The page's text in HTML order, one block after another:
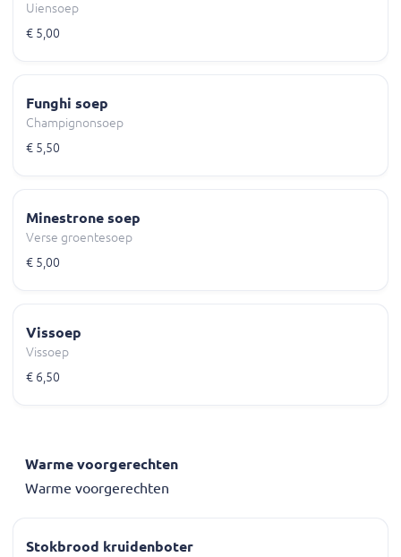
Uiensoep
€ 5,00
Funghi soep
Champignonsoep
€ 5,50
Minestrone soep
Verse groentesoep
€ 5,00
Vissoep
Vissoep
€ 6,50
Warme voorgerechten
Warme voorgerechten
Stokbrood kruidenboter